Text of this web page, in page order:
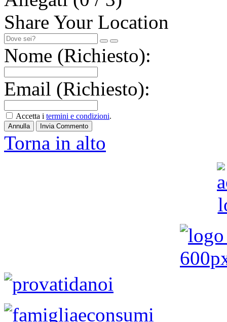
Share Your Location
Nome (Richiesto):
Email (Richiesto):
Accetta i termini e condizioni.
Annulla Invia Commento
Torna in alto